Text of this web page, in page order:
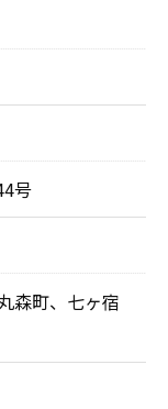
号
森町、七ヶ宿